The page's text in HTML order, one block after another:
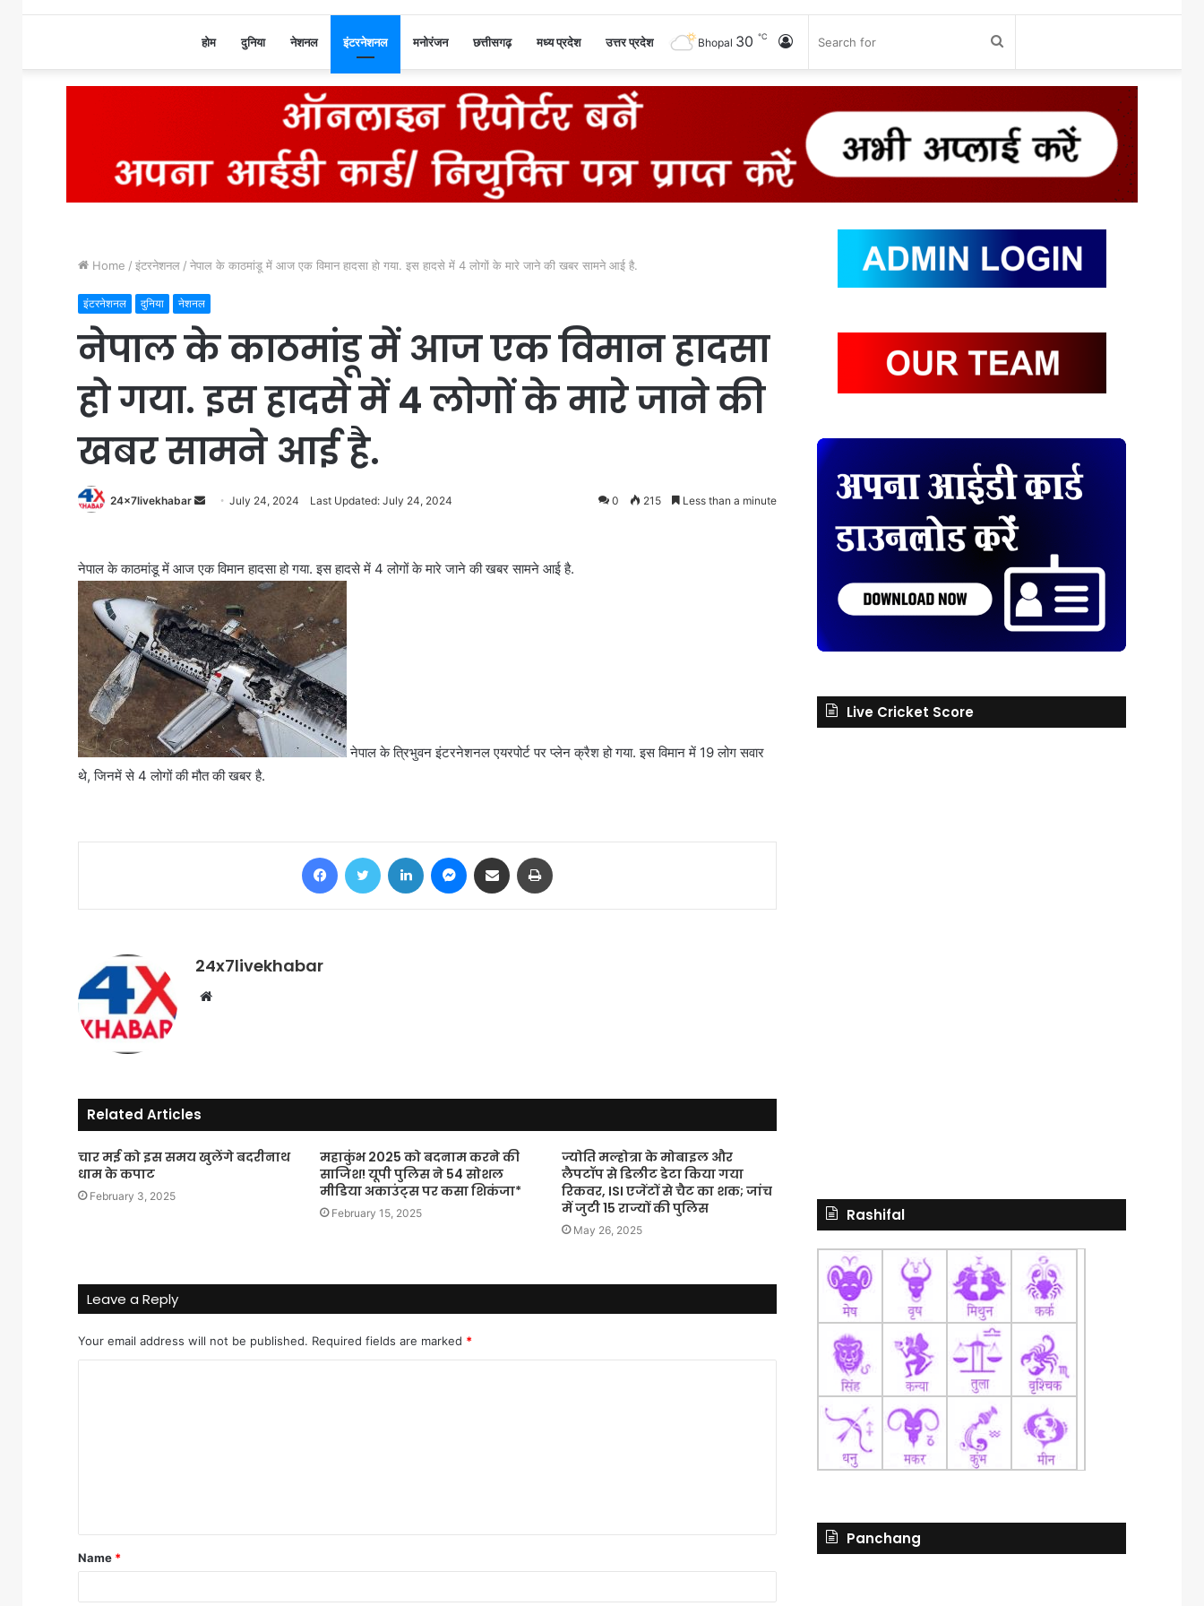
होम दुनिया नेशनल इंटरनेशनल मनोरंजन छत्तीसगढ़ मध्य प्रदेश उत्तर प्रदेश Search
Log
Bhopal 30 ℃
Home / इंटरनेशनल / नेपाल के काठमांडू में आज एक विमान हादसा हो गया. इस हादसे में 4 लोगों के मारे जाने की खबर सामने आई है.
इंटरनेशनल दुनिया नेशनल
नेपाल के काठमांडू में आज एक विमान हादसा
हो गया. इस हादसे में 4 लोगों के मारे जाने की
खबर सामने आई है.
24x7livekhabar
SendJuly 24, 2024 Last Updated: July 24, 2024 0 215 Less than a minute
नेपाल के काठमांडू में आज एक विमान हादसा हो गया. इस हादसे में 4 लोगों के मारे जाने की खबर सामने आई है.
नेपाल के त्रिभुवन इंटरनेशनल एयरपोर्ट पर प्लेन क्रैश हो गया. इस विमान में 19 लोग सवार
थे, जिनमें से 4 लोगों की मौत की खबर है.
FacebookTwitter LinkedIn Messenger
Share via Email
24x7livekhabar
Website
Related Articles
चार मई को इस समय खुलेंगे बदरीनाथ
धाम के कपाट
February 3, 2025
महाकुंभ 2025 को बदनाम करने की
साजिश! यूपी पुलिस ने 54 सोशल
मीडिया अकाउंट्स पर कसा शिकंजा*
February 15, 2025
ज्योति मल्होत्रा के मोबाइल और
लैपटॉप से डिलीट डेटा किया गया
रिकवर, ISI एजेंटों से चैट का शक; जांच
में जुटी 15 राज्यों की पुलिस
May 26, 2025
Leave a Reply
Your email address will not be published. Required fields are marked *
t
*
Name *
Live Cricket Score
Rashifal
Panchang